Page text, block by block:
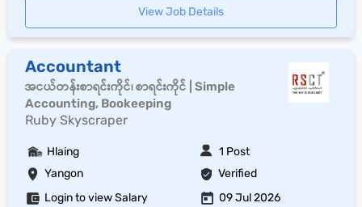
View Job Details
Accountant
အငယ်တန်းစာရင်းကိုင်၊ စာရင်းကိုင် | Simple
Accounting, Bookeeping
Ruby Skyscraper
Yangon Verified
Hlaing 1 Post
Login to view Salary 09 Jul 2026